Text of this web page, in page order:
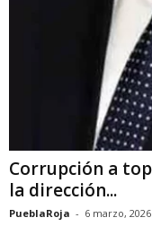
Corrupción a
la dirección...
PueblaRoja - 6 marzo, 2026